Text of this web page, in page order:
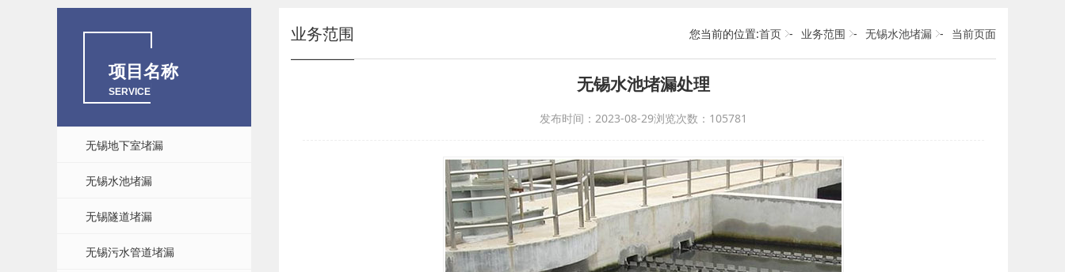
项目名称
SERVICE
无锡地下室堵漏
无锡水池堵漏
无锡隧道堵漏
无锡污水管道堵漏
业务范围 您当前的位置:首页 - 业务范围 - 无锡水池堵漏 - 当前页面
无锡水池堵漏处理
发布时间：2023-08-29浏览次数：105781